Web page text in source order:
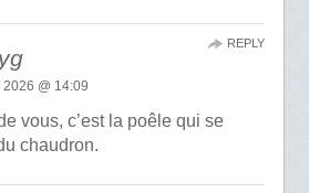
@ 14:09
vous, c’est la poêle qui se
chaudron.
REPLY